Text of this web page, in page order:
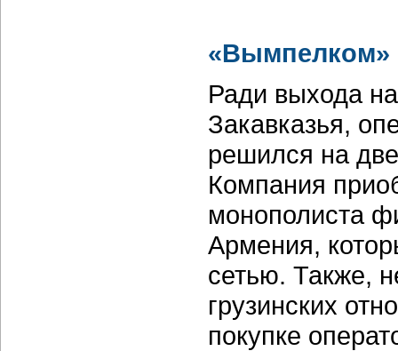
«Вымпелком»
Ради выхода
Закавказья,
решился на
Компания
монополиста
Армения,
сетью. Также,
грузинских
покупке